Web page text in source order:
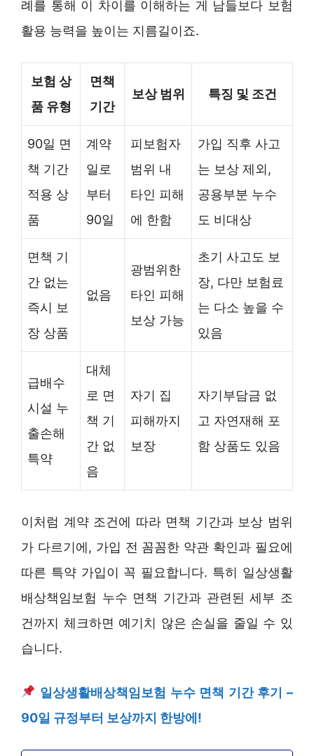
례를 통해 이 차이를 이해하는 게 남들보다 보험
활용 능력을 높이는 지름길이죠.
보험 상
품 유형
면책
기간
보상 범위 특징 및 조건
90일 면
책 기간
적용 상
품
계약
일로
부터
90일
피보험자
범위 내
타인 피해
에 한함
가입 직후 사고
는 보상 제외,
공용부분 누수
도 비대상
면책 기
간 없는
즉시 보
장 상품
없음
광범위한
타인 피해
보상 가능
초기 사고도 보
장, 다만 보험료
는 다소 높을 수
있음
급배수
시설 누
출손해
특약
대체
로 면
책 기
간 없
음
자기 집
피해까지
보장
자기부담금 없
고 자연재해 포
함 상품도 있음
이처럼 계약 조건에 따라 면책 기간과 보상 범위
가 다르기에, 가입 전 꼼꼼한 약관 확인과 필요에
따른 특약 가입이 꼭 필요합니다. 특히 일상생활
배상책임보험 누수 면책 기간과 관련된 세부 조
건까지 체크하면 예기치 않은 손실을 줄일 수 있
습니다.
일상생활배상책임보험 누수 면책 기간 후기 –
90일 규정부터 보상까지 한방에!